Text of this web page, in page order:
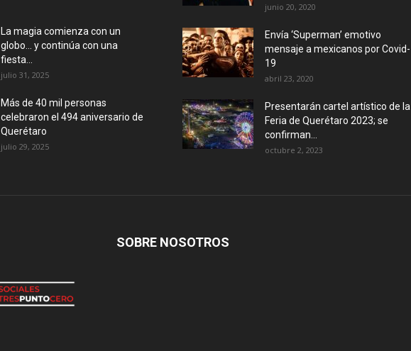
La magia comienza con un
globo… y continúa con una
fiesta...
julio 31, 2025
Más de 40 mil personas
celebraron el 494 aniversario de
Querétaro
julio 29, 2025
junio 20, 2020
Envía ‘Superman’ emotivo
mensaje a mexicanos por Covid-
19
abril 23, 2020
Presentarán cartel artístico de la
Feria de Querétaro 2023; se
confirman...
octubre 2, 2023
SOBRE NOSOTROS